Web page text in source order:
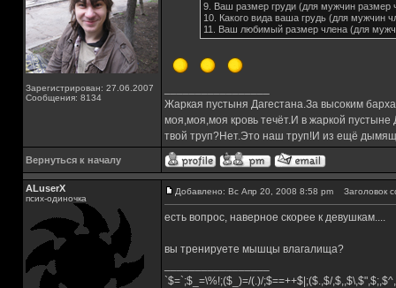
Зарегистрирован: 27.06.2007
Сообщения: 8134
9. Ваш размер груди (для мужчин размер
10. Какого вида ваша грудь (для мужчин
11. Ваш любимый размер члена (для
Жаркая пустыня Дагестана.За высоким
моя,моя,моя кровь течёт.И в жаркой
твой труп?Нет.Это наш труп!И из ещё
Вернуться к началу
ALuserX
псих-одиночка
Добавлено: Вс Апр 20, 2008 8:58 pm Заголовок
есть вопрос, наверное скорее к девушкам....
вы тренируете мышцы влагалища?
`$=`;$_=\%!;($_)=/(.)/;$==++$|;($.,$/